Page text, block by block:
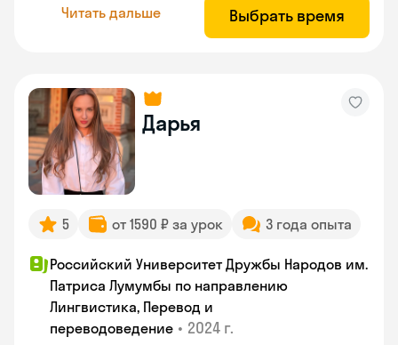
Читать дальше Выбрать время
Дарья
5 от 1590 ₽ за урок 3 года опыта
Российский Университет Дружбы Народов им.
Патриса Лумумбы по направлению
Лингвистика, Перевод и
переводоведение • 2024 г.